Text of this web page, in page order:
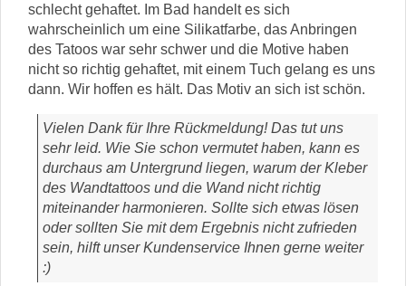
schlecht gehaftet. Im Bad handelt es sich
wahrscheinlich um eine Silikatfarbe, das Anbringen
des Tatoos war sehr schwer und die Motive haben
nicht so richtig gehaftet, mit einem Tuch gelang es uns
dann. Wir hoffen es hält. Das Motiv an sich ist schön.
Vielen Dank für Ihre Rückmeldung! Das tut uns
sehr leid. Wie Sie schon vermutet haben, kann es
durchaus am Untergrund liegen, warum der Kleber
des Wandtattoos und die Wand nicht richtig
miteinander harmonieren. Sollte sich etwas lösen
oder sollten Sie mit dem Ergebnis nicht zufrieden
sein, hilft unser Kundenservice Ihnen gerne weiter
:)